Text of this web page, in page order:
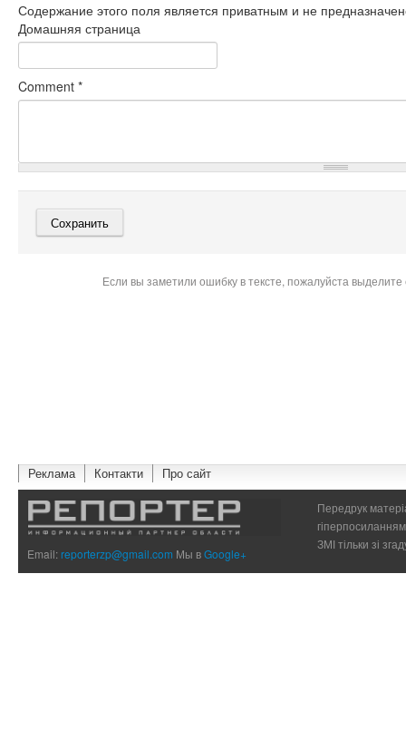
Содержание этого поля является приватным и не
Домашняя страница
Comment *
Если вы заметили ошибку в тексте, пожалуйста
Реклама Контакти Про сайт
Email:reporterzp@gmail.com Мы вGoogle+
Передрук
ЗМІ тільки зі